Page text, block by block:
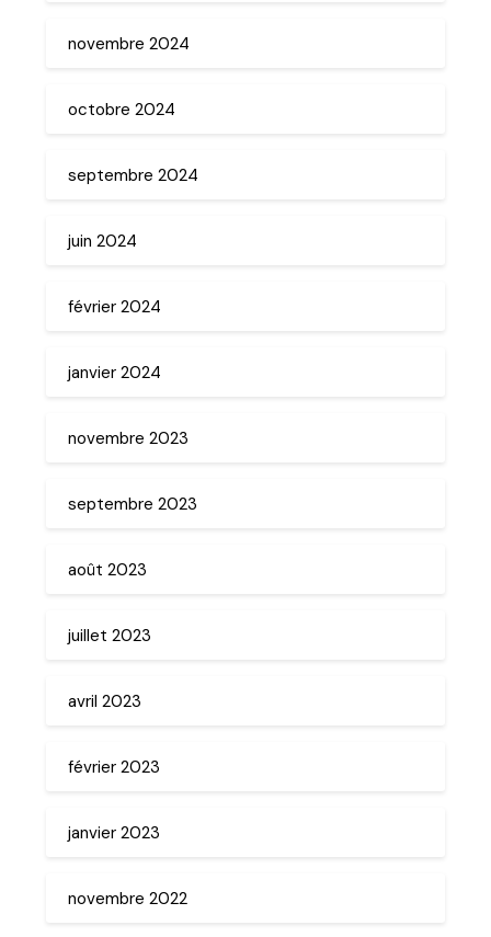
novembre 2024
octobre 2024
septembre 2024
juin 2024
février 2024
janvier 2024
novembre 2023
septembre 2023
août 2023
juillet 2023
avril 2023
février 2023
janvier 2023
novembre 2022